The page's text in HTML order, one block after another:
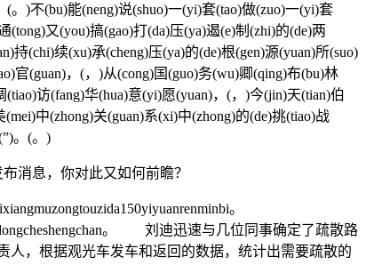
。)不(bu)能(neng)说(shuo)一(yi)套(tao)做(zuo)一(yi)套
又(you)搞(gao)打(da)压(ya)遏(e)制(zhi)的(de)两
持(chi)续(xu)承(cheng)压(ya)的(de)根(gen)源(yuan)所(suo)
官(guan)，(，)从(cong)国(guo)务(wu)卿(qing)布(bu)林
访(fang)华(hua)意(yi)愿(yuan)，(，)今(jin)天(tian)伯
中(zhong)关(guan)系(xi)中(zhong)的(de)挑(tiao)战
。(。)
息，你对此又如何前瞻？
。
。 刘迪迅速与几位同事确定了疏散路
，根据观光车发车和返回的数据，统计出需要疏散的